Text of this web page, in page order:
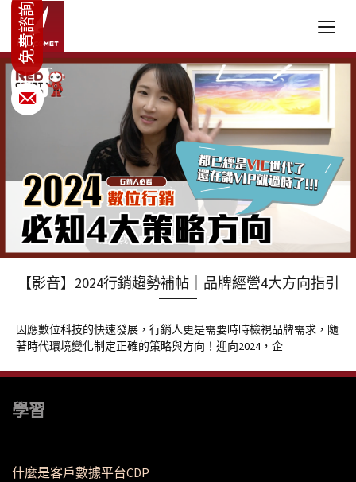
【影音】2024行銷趨勢補帖｜品牌經營4大方向指引
因應數位科技的快速發展，行銷人更是需要時時檢視品牌需求，隨
著時代環境變化制定正確的策略與方向！迎向2024，企
學習
什麼是客戶數據平台CDP